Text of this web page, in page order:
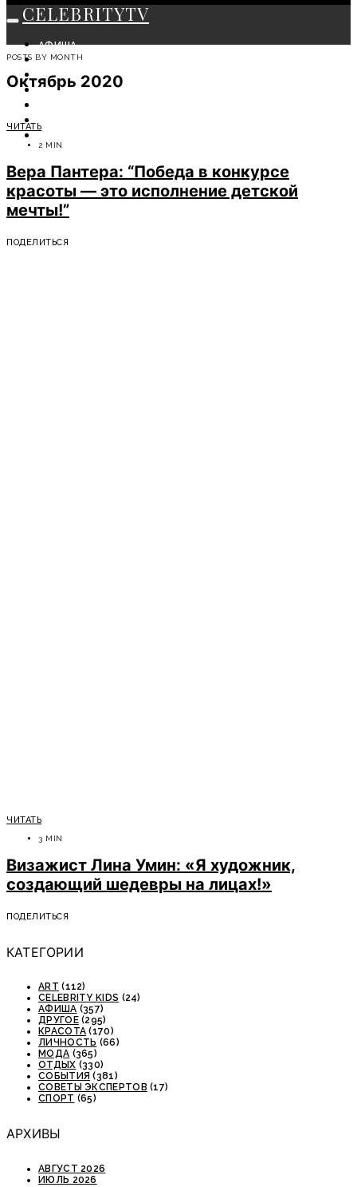
CELEBRITYTV
АФИША
СОБЫТИЯ
КРАСОТА
МОДА
POSTS BY MONTH
Октябрь 2020
ЧИТАТЬ
2 MIN
Вера Пантера: “Победа в конкурсе
красоты — это исполнение детской
мечты!”
ПОДЕЛИТЬСЯ
ЧИТАТЬ
3 MIN
Визажист Лина Умин: «Я художник,
создающий шедевры на лицах!»
ПОДЕЛИТЬСЯ
КАТЕГОРИИ
ART (112)
CELEBRITY KIDS (24)
АФИША (357)
ДРУГОЕ(295)
КРАСОТА (170)
ЛИЧНОСТЬ (66)
МОДА (365)
ОТДЫХ (330)
СОБЫТИЯ (381)
СОВЕТЫ ЭКСПЕРТОВ (17)
СПОРТ (65)
АРХИВЫ
АВГУСТ 2026
ИЮЛЬ 2026